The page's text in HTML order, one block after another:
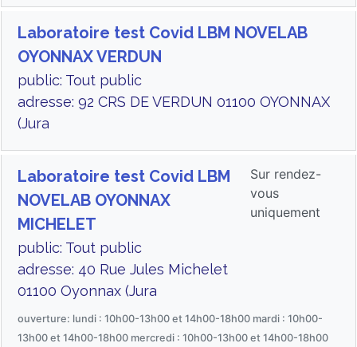
Laboratoire test Covid LBM NOVELAB
OYONNAX VERDUN
public: Tout public
adresse: 92 CRS DE VERDUN 01100 OYONNAX
(Jura
Laboratoire test Covid LBM
NOVELAB OYONNAX
MICHELET
public: Tout public
adresse: 40 Rue Jules Michelet
01100 Oyonnax (Jura
Sur rendez-
vous
uniquement
ouverture: lundi : 10h00-13h00 et 14h00-18h00 mardi : 10h00-
13h00 et 14h00-18h00 mercredi : 10h00-13h00 et 14h00-18h00